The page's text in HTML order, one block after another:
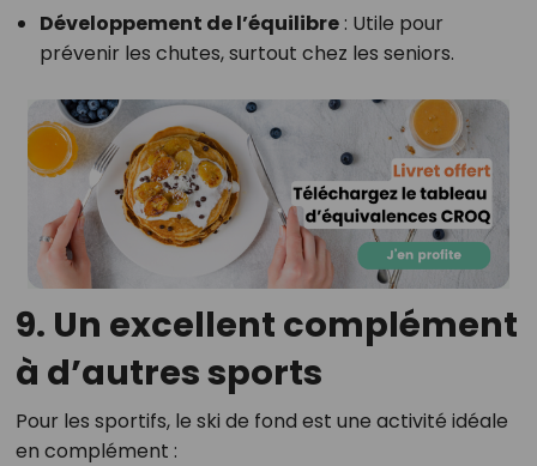
Développement de l’équilibre: Utile pour
prévenir les chutes, surtout chez les seniors.
9. Un excellent complément
à d’autres sports
Pour les sportifs, le ski de fond est une activité idéale
en complément :